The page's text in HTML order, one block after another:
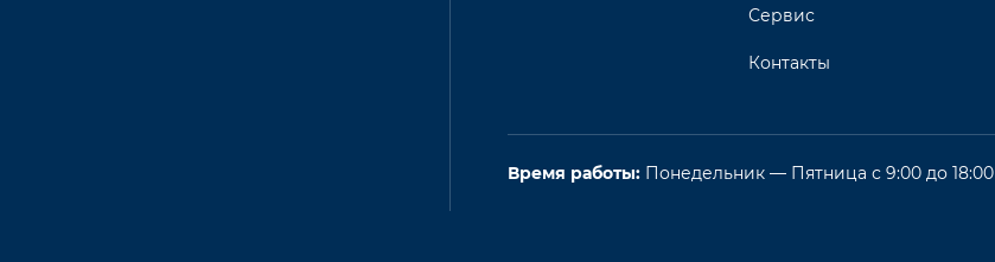
Сервис
Контакты
Время работы: Понедельник — Пятница с 9:00 до 18:00